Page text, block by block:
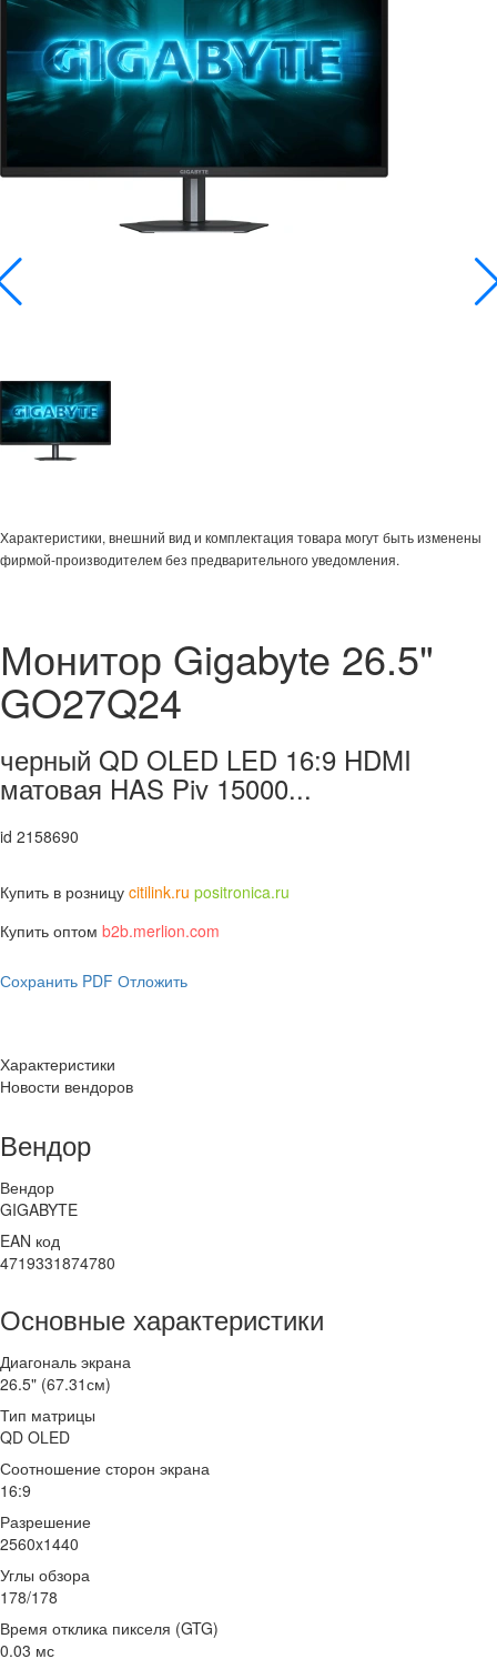
Характеристики, внешний вид и комплектация товара могут быть изменены
фирмой-производителем без предварительного уведомления.
Монитор Gigabyte 26.5"
GO27Q24
черный QD OLED LED 16:9 HDMI
матовая HAS Piv 15000...
id 2158690
Купить в розницу citilink.ru positronica.ru
Купить оптом b2b.merlion.com
Сохранить PDF Отложить
Характеристики
Новости вендоров
Вендор
Вендор
GIGABYTE
EAN код
4719331874780
Основные характеристики
Диагональ экрана
26.5" (67.31см)
Тип матрицы
QD OLED
Соотношение сторон экрана
16:9
Разрешение
2560x1440
Углы обзора
178/178
Время отклика пикселя (GTG)
0.03 мс